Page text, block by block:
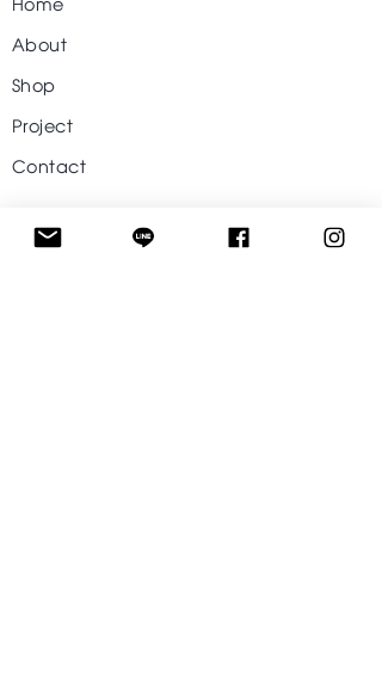
About
Shop
Project
Contact
Help